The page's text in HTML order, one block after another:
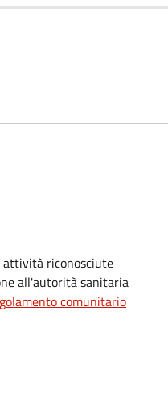
attività riconosciute
all'autorità sanitaria
comunitario